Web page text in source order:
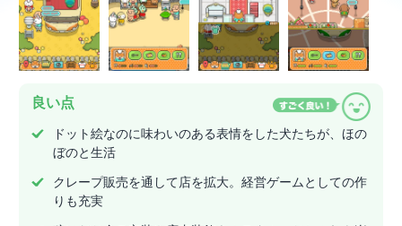
良い点
ドット絵なのに味わいのある表情をした犬たちが、ほの
ぼのと生活
クレープ販売を通して店を拡大。経営ゲームとしての作
りも充実